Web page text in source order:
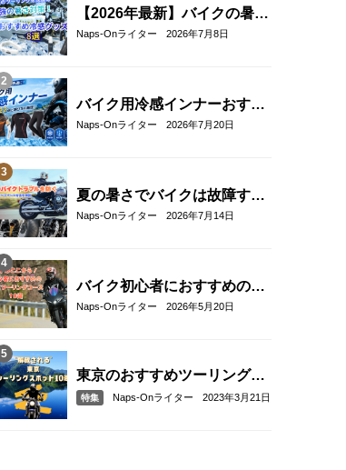
【2026年最新】バイクの暑さ
対策・冷感グッズおすすめ8
Naps-Onライター 2026年7月8日
バイク用冷感インナーおすす
め22選！夏のツーリングを快
Naps-Onライター 2026年7月20日
夏の暑さでバイクは故障す
る？起こりやすいトラブルと
Naps-Onライター 2026年7月14日
バイク初心者におすすめの関
東近郊ツーリングコース10選
Naps-Onライター 2026年5月20日
東京のおすすめツーリングス
ポット10選
特集 Naps-Onライター 2023年3月21日